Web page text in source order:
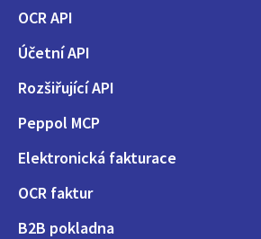
OCR API
Účetní API
Rozšiřující API
Peppol MCP
Elektronická fakturace
OCR faktur
B2B pokladna